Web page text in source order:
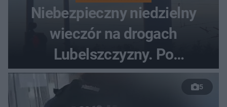
Niebezpieczny niedzielny
wieczór na drogach
Lubelszczyzny. Po
nieudanym manewrze
wyprzedzania zginął
5